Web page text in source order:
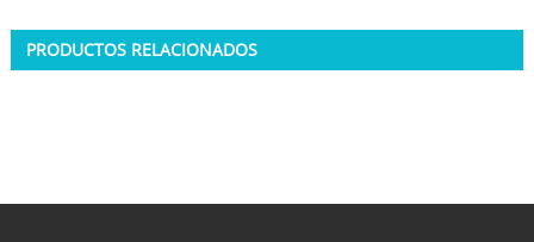
PRODUCTOS RELACIONADOS